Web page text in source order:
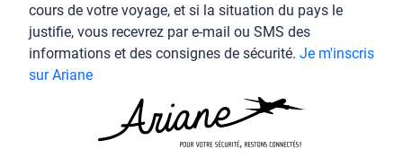
cours de votre voyage, et si la situation du pays le
justifie, vous recevrez par e-mail ou SMS des
informations et des consignes de sécurité. Je m'inscris
sur Ariane